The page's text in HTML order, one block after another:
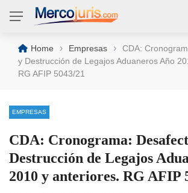
Home › Empresas ›
CDA:
y Destrucción de Legajos Aduaneros Año
RG AFIP 5043/21
EMPRESAS
CDA: Cronograma:
Destrucción de Legajos
2010 y anteriores. RG AFIP